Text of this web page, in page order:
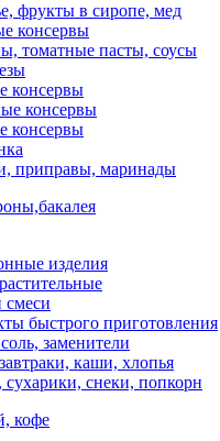
фрукты в сиропе, мед
консервы
томатные пасты, соусы
консервы
консервы
консервы
приправы, маринады
изделия
быстрого приготовления
заменители
каши, хлопья
снеки, попкорн
кофе